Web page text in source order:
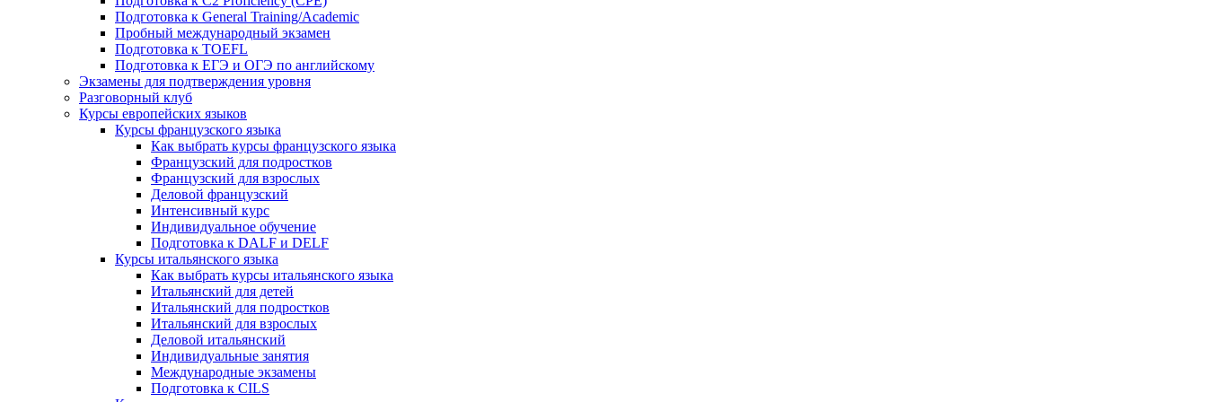
Подготовка к General Training/Academic
Пробный международный экзамен
Подготовка к TOEFL
Подготовка к ЕГЭ и ОГЭ по английскому
Экзамены для подтверждения уровня
Разговорный клуб
Курсы европейских языков
Курсы французского языка
Как выбрать курсы французского языка
Французский для подростков
Французский для взрослых
Деловой французский
Интенсивный курс
Индивидуальное обучение
Подготовка к DALF и DELF
Курсы итальянского языка
Как выбрать курсы итальянского языка
Итальянский для детей
Итальянский для подростков
Итальянский для взрослых
Деловой итальянский
Индивидуальные занятия
Международные экзамены
Подготовка к CILS